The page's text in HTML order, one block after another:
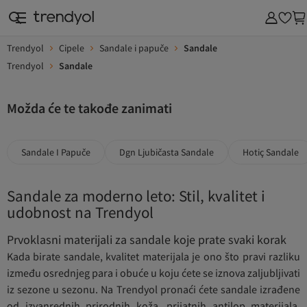
Trendyol Cipele Sandale i papuče
Sandale
Trendyol
Sandale
Možda će te takođe zanimati
Sandale I Papuče Dgn Ljubičasta Sandale Hotiç Sandale
Sandale za moderno leto: Stil, kvalitet i
udobnost na Trendyol
Prvoklasni materijali za sandale koje prate svaki korak
Kada birate sandale, kvalitet materijala je ono što pravi razliku
između osrednjeg para i obuće u koju ćete se iznova zaljubljivati
iz sezone u sezonu. Na Trendyol pronaći ćete sandale izrađene